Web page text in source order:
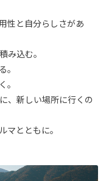
性と自分らしさがあ
み込む。
。
。
、新しい場所に行くの
マとともに。